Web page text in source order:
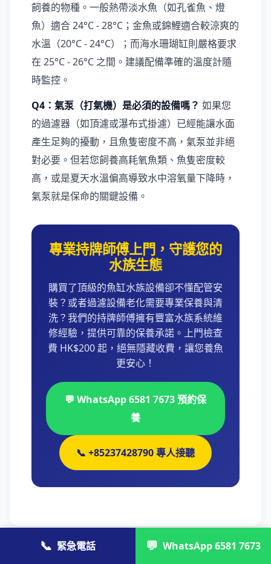
飼養的物種。一般熱帶淡水魚（如孔雀魚、燈
魚）適合 24°C - 28°C；金魚或錦鯉適合較涼爽的
水溫（20°C - 24°C）；而海水珊瑚缸則嚴格要求
在 25°C - 26°C 之間。建議配備準確的溫度計隨
時監控。
Q4：氣泵（打氣機）是必須的設備嗎？ 如果您
的過濾器（如頂濾或瀑布式掛濾）已經能讓水面
產生足夠的擾動，且魚隻密度不高，氣泵並非絕
對必要。但若您飼養高耗氧魚類、魚隻密度較
高，或是夏天水溫偏高導致水中溶氧量下降時，
氣泵就是保命的關鍵設備。
專業持牌師傅上門，守護您的
水族生態
購買了頂級的魚缸水族設備卻不懂配管安
裝？或者過濾設備老化需要專業保養與清
洗？我們的持牌師傅擁有豐富水族系統維
修經驗，提供可靠的保養承諾。上門檢查
費 HK$200 起，絕無隱藏收費，讓您養魚
更安心！
💬 WhatsApp 6581 7673 預約保
養
📞 +85237428790 專人接聽
📞 緊急電話 💬 WhatsApp 6581 7673